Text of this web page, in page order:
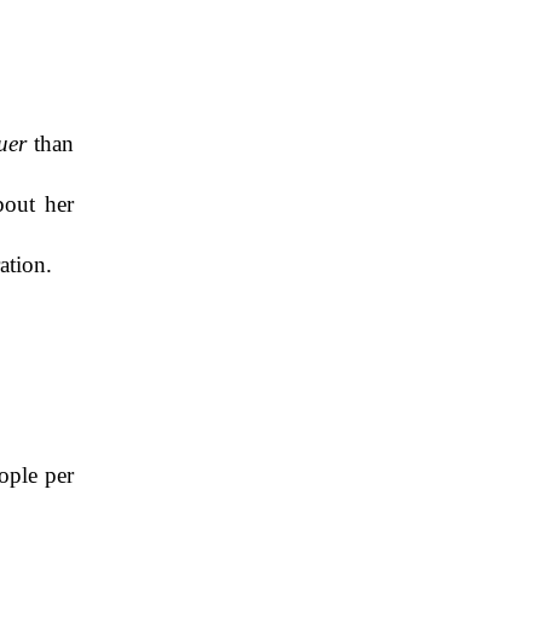
than
her
per